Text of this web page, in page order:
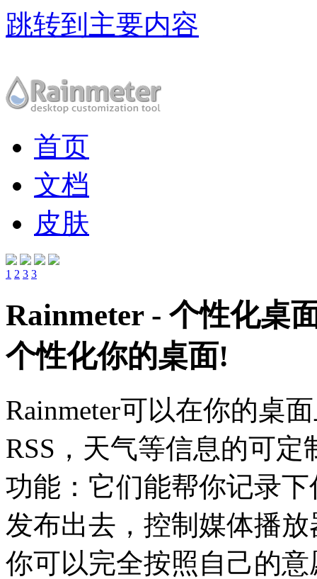
跳转到主要内容
首页
文档
皮肤
1 2 3 3
Rainmeter - 个性化桌
个性化你的桌面!
Rainmeter可以在你的桌
RSS，天气等信息的可
功能：它们能帮你记录
发布出去，控制媒体播
你可以完全按照自己的